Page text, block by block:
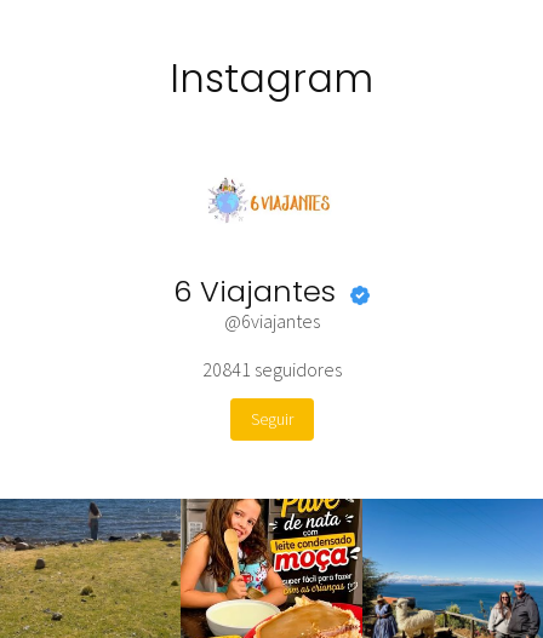
Instagram
6 Viajantes
@6viajantes
20841 seguidores
Seguir